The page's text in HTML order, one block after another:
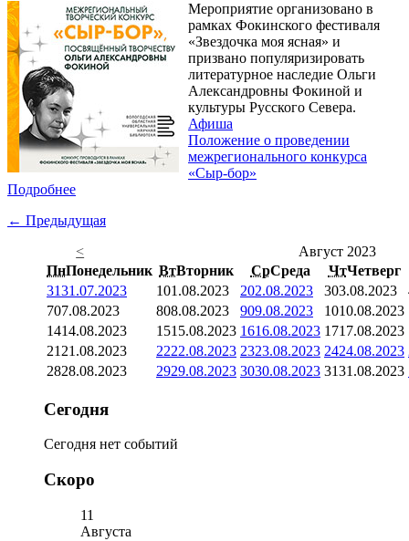
Мероприятие организовано в
рамках Фокинского фестиваля
«Звездочка моя ясная» и
призвано популяризировать
литературное наследие Ольги
Александровны Фокиной и
культуры Русского Севера.
Афиша
Положение о проведении
межрегионального конкурса
«Сыр-бор»
Подробнее
← Предыдущая
<
Август 2023
ПнПонедельник ВтВторник СрСреда ЧтЧетверг
3131.07.2023 101.08.2023 202.08.2023 303.08.2023
707.08.2023 808.08.2023 909.08.2023 1010.08.2023
1414.08.2023 1515.08.2023 1616.08.2023 1717.08.2023
21 21.08.2023 2222.08.2023 2323.08.2023 2424.08.2023
2828.08.2023 2929.08.2023 3030.08.2023 3131.08.2023
Сегодня
Сегодня нет событий
Скоро
11
Августа